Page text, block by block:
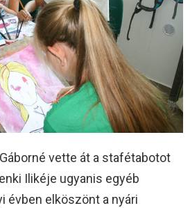
vette át a stafétabotot
Ilikéje ugyanis egyéb
évben elköszönt a nyári